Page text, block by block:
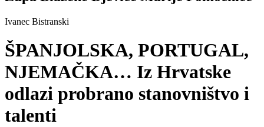
Ivanec Bistranski
ŠPANJOLSKA, PORTUGAL,
NJEMAČKA… Iz Hrvatske
odlazi probrano stanovništvo i
talenti